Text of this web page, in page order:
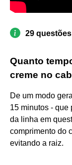
29
Quanto
creme no
De um modo
15 minutos - que
da linha em
comprimento do
evitando a raiz.